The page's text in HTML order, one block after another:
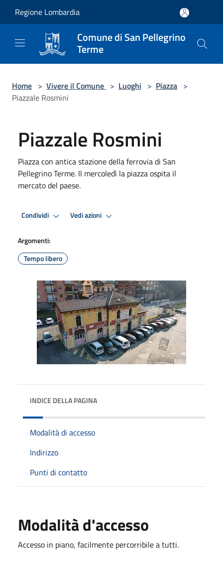
Regione Lombardia
Comune di San Pellegrino
Terme
Home > Vivere il Comune > Luoghi > Piazza >
Piazzale Rosmini
Piazzale Rosmini
Piazza con antica stazione della ferrovia di San
Pellegrino Terme. Il mercoledì la piazza ospita il
mercato del paese.
Condividi Vedi azioni
Argomenti:
Tempo libero
INDICE DELLA PAGINA
Modalità di accesso
Indirizzo
Punti di contatto
Modalità d'accesso
Accesso in piano, facilmente percorribile a tutti.